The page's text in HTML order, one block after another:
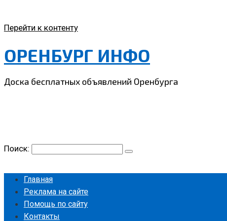
Перейти к контенту
ОРЕНБУРГ ИНФО
Доска бесплатных объявлений Оренбурга
Поиск:
Главная
Реклама на сайте
Помощь по сайту
Контакты